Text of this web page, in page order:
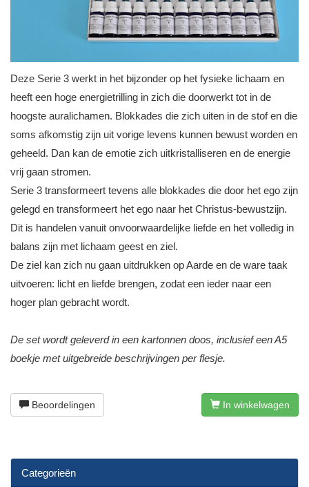
Deze Serie 3 werkt in het bijzonder op het fysieke lichaam en
heeft een hoge energietrilling in zich die doorwerkt tot in de
hoogste auralichamen. Blokkades die zich uiten in de stof en die
soms afkomstig zijn uit vorige levens kunnen bewust worden en
geheeld. Dan kan de emotie zich uitkristalliseren en de energie
vrij gaan stromen.
Serie 3 transformeert tevens alle blokkades die door het ego zijn
gelegd en transformeert het ego naar het Christus-bewustzijn.
Dit is handelen vanuit onvoorwaardelijke liefde en het volledig in
balans zijn met lichaam geest en ziel.
De ziel kan zich nu gaan uitdrukken op Aarde en de ware taak
uitvoeren: licht en liefde brengen, zodat een ieder naar een
hoger plan gebracht wordt.
De set wordt geleverd in een kartonnen doos, inclusief een A5
boekje met uitgebreide beschrijvingen per flesje.
Beoordelingen In winkelwagen
Categorieën